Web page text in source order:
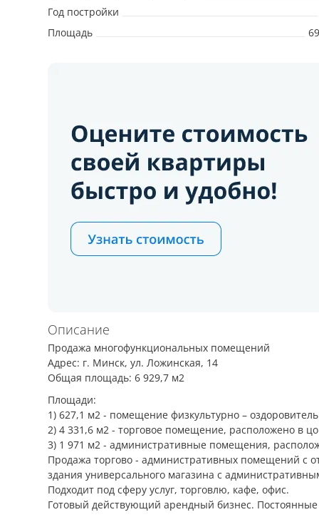
Год постройки
Площадь
Описание
Продажа многофункциональных помещений
Адрес: г. Минск, ул. Ложинская, 14
Общая площадь: 6 929,7 м2
Площади:
1) 627,1 м2 - помещение физкультурно –
2) 4 331,6 м2 - торговое помещение, расположено в
3) 1 971 м2 - административные помещения,
Продажа торгово - административных помещений с
здания универсального магазина с
Подходит под сферу услуг, торговлю, кафе, офис.
Готовый действующий арендный бизнес.